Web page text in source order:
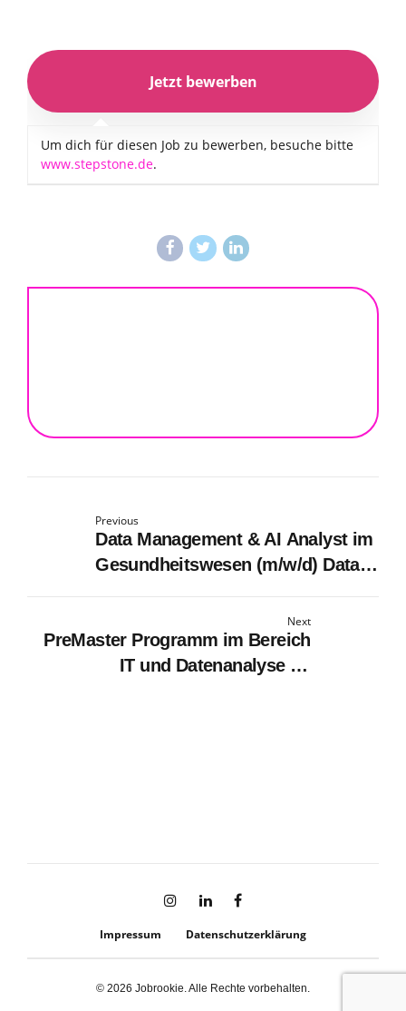
Um dich für diesen Job zu bewerben, besuche bitte
www.stepstone.de.
Previous
Data Management & AI Analyst im
Gesundheitswesen (m/w/d) Data
Next
PreMaster Programm im Bereich
IT und Datenanalyse im
Impressum Datenschutzerklärung
© 2026 Jobrookie. Alle Rechte vorbehalten.